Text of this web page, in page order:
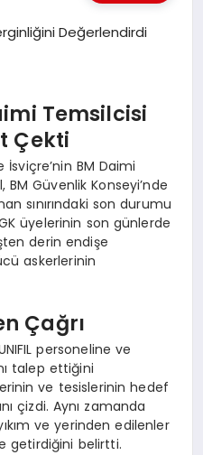
Temsilcisi
Çekti
BM Daimi
Güvenlik Konseyi’nde
sınırındaki son durumu
üyelerinin son günlerde
derin endişe
askerlerinin
Çağrı
personeline ve
talep ettiğini
ve tesislerinin hedef
çizdi. Aynı zamanda
ve yerinden edilenler
getirdiğini belirtti.